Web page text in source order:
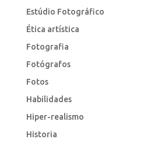
Estúdio Fotográfico
Ética artística
Fotografia
Fotógrafos
Fotos
Habilidades
Hiper-realismo
Historia